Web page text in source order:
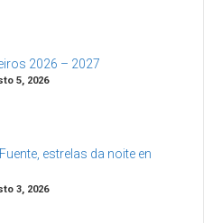
2026 – 2027
5, 2026
estrelas da noite en
3, 2026